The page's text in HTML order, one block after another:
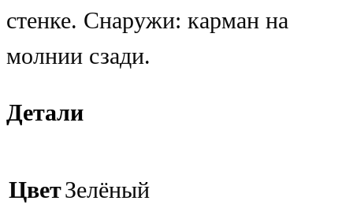
стенке. Снаружи: карман на
молнии сзади.
Детали
ЦветЗелёный